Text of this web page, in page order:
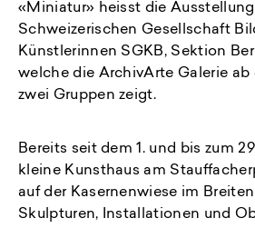
«Miniatur» heisst die
Schweizerischen Gesellschaft
Künstlerinnen SGKB, Sektion
welche die ArchivArte Galerie ab
zwei Gruppen zeigt.
Bereits seit dem 1. und bis zum
kleine Kunsthaus am
auf der Kasernenwiese im
Skulpturen, Installationen und